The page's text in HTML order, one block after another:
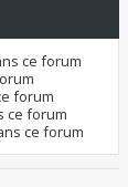
ce forum
forum
ce forum
ce forum